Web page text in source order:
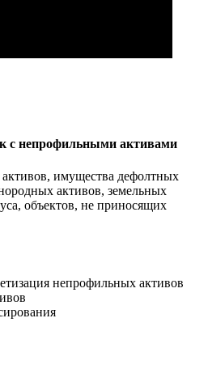
с непрофильными активами
активов, имущества дефолтных
активов, земельных
объектов, не приносящих
непрофильных активов